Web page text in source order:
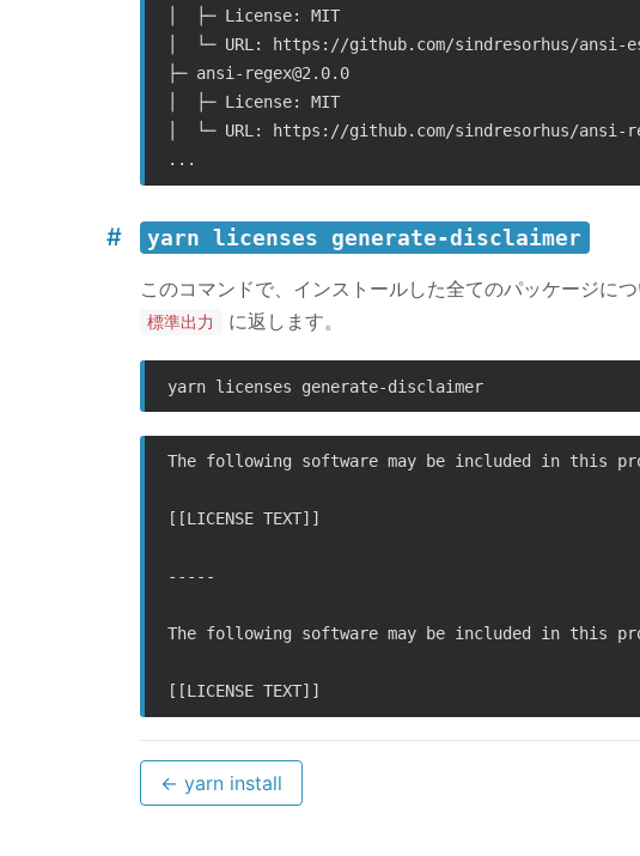
│  ├─ License: MIT
│  └─ URL: https://github.com/sindresorhus/ansi-
├─ ansi-regex@2.0.0
│  ├─ License: MIT
│  └─ URL: https://github.com/sindresorhus/ansi-
yarn licenses generate-disclaimer
このコマンドで、インストールした全てのパッケージに
標準出力 に返します。
The following software may be included in this
[[LICENSE TEXT]]
-----
The following software may be included in this
← yarn install